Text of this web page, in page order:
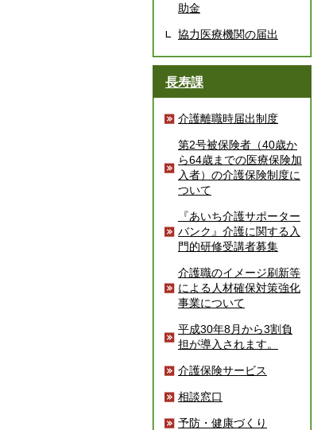
助金
協力医療機関の届出
長寿課
介護離職時届出制度
第2号被保険者（40歳か
ら64歳までの医療保険加
入者）の介護保険制度に
ついて
『あいち介護サポーター
バンク』介護に関する入
門的研修受講者募集
介護職のイメージ刷新等
による人材確保対策強化
事業について
平成30年8月から3割負
担が導入されます。
介護保険サービス
相談窓口
予防・健康づくり